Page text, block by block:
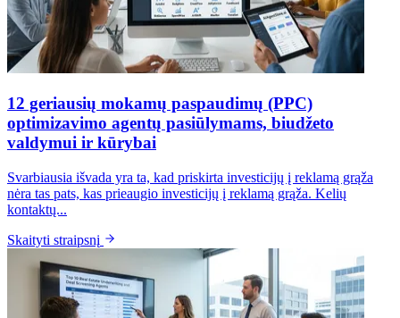
12 geriausių mokamų paspaudimų (PPC)
optimizavimo agentų pasiūlymams, biudžeto
valdymui ir kūrybai
Svarbiausia išvada yra ta, kad priskirta investicijų į reklamą grąža
nėra tas pats, kas prieaugio investicijų į reklamą grąža. Kelių
kontaktų...
Skaityti straipsnį